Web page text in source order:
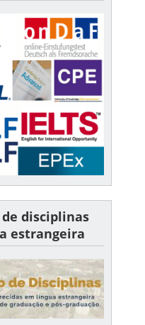
disciplinas
estrangeira